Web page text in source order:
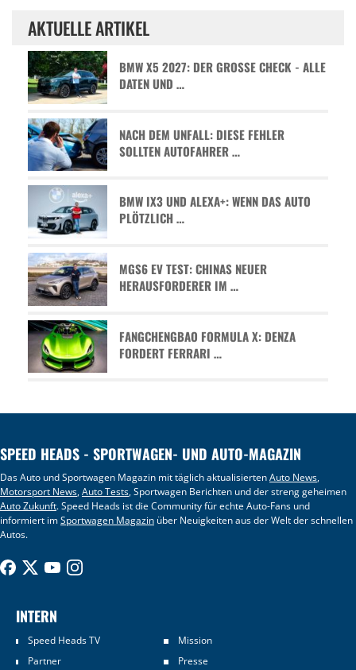
AKTUELLE ARTIKEL
BMW X5 2027: DER GROSSE CHECK - ALLE D
ATEN UND …
NACH DEM UNFALL: DIESE FEHLER
SOLLTEN AUTOFAHRER …
BMW IX3 UND ALEXA+: WENN DAS AUTO
PLÖTZLICH …
MGS6 EV TEST: CHINAS NEUER
HERAUSFORDERER IM …
FANGCHENGBAO FORMULA X: DENZA
FORDERT FERRARI …
SPEED HEADS - SPORTWAGEN- UND AUTO-MAGAZIN
Das Auto und Sportwagen Magazin mit täglich aktualisiertenAuto News,
Motorsport News,Auto Tests, Sportwagen Berichten und der streng geheimen
Auto Zukunft. Speed Heads ist die Community für echte Auto-Fans und
informiert imSportwagen Magazin über Neuigkeiten aus der Welt der schnellen
Autos.
INTERN
Speed Heads TV
Mission
Partner
Presse